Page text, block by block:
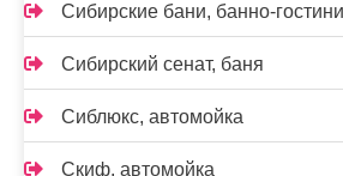
Сибирские бани, банно-
Сибирский сенат, баня
Сиблюкс, автомойка
Скиф, автомойка